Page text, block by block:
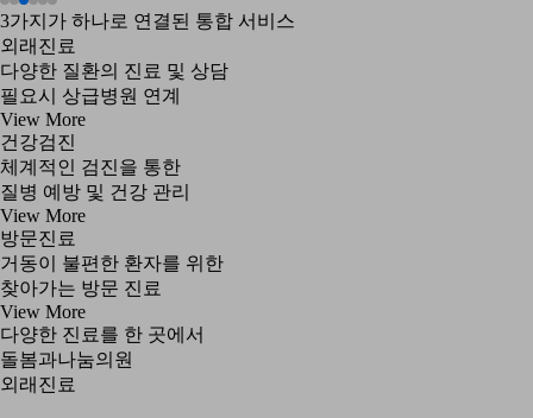
3가지가 하나로 연결된 통합 서비스
외래진료
다양한 질환의 진료 및 상담
필요시 상급병원 연계
View More
건강검진
체계적인 검진을 통한
질병 예방 및 건강 관리
View More
방문진료
거동이 불편한 환자를 위한
찾아가는 방문 진료
View More
다양한 진료를 한 곳에서
돌봄과나눔의원
외래진료